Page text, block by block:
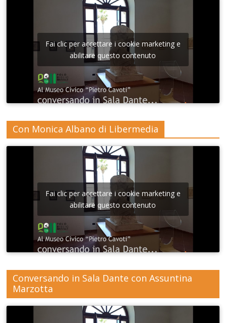
Fai clic per accettare i cookie marketing e
abilitare questo contenuto
Con Monica Albano di Libermedia
Fai clic per accettare i cookie marketing e
abilitare questo contenuto
Conversando in Sala Dante con Assuntina
Marzotta